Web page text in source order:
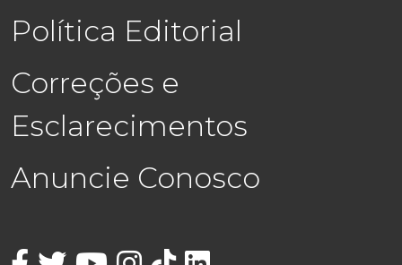
Política Editorial
Correções e
Esclarecimentos
Anuncie Conosco